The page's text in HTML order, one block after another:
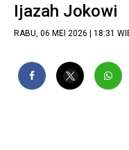
Ijazah Jokowi
RABU, 06 MEI 2026 | 18:31